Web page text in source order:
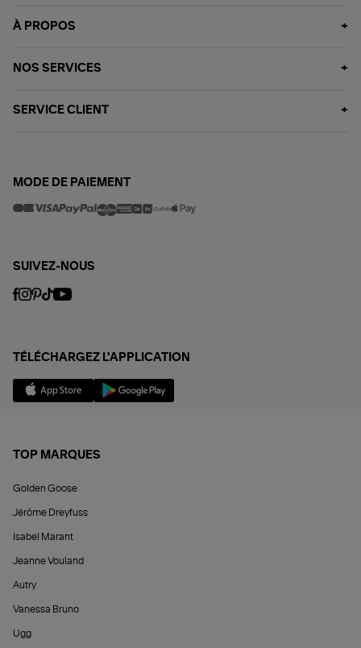
À PROPOS
NOS SERVICES
SERVICE CLIENT
MODE DE PAIEMENT
SUIVEZ-NOUS
TÉLÉCHARGEZ L'APPLICATION
TOP MARQUES
Golden Goose
Jérôme Dreyfuss
Isabel Marant
Jeanne Vouland
Autry
Vanessa Bruno
Ugg